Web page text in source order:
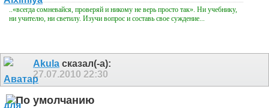
..«всегда сомневайся, проверяй и никому не верь просто так». Ни учебнику,
ни учителю, ни светилу. Изучи вопрос и составь свое суждение...
Akula сказал(-а):
27.07.2010 22:30